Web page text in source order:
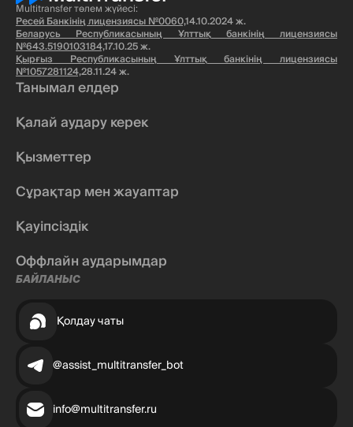
Multitransfer төлем жүйесі:
Ресей Банкінің лицензиясы №0060,14.10.2024 ж.
Беларусь Республикасының Ұлттық банкінің лицензиясы
№643.5190103184,17.10.25 ж.
Қырғыз Республикасының Ұлттық банкінің лицензиясы
№1057281124,28.11.24 ж.
Танымал елдер
Қалай аудару керек
Қызметтер
Сұрақтар мен жауаптар
Қауіпсіздік
Оффлайн аударымдар
БАЙЛАНЫС
Қолдау чаты
@assist_multitransfer_bot
info@multitransfer.ru